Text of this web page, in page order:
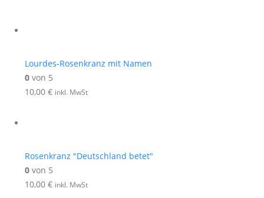
Lourdes-Rosenkranz mit Namen
0 von 5
10,00 € inkl. MwSt
Rosenkranz "Deutschland betet"
0 von 5
10,00 € inkl. MwSt